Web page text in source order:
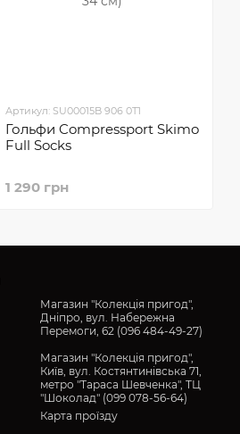
Артикул: SU00015B 906 0T1
Гольфи Compressport Skimo
Full Socks
1 290 грн
Магазин "Колекція пригод",
Дніпро, вул. Набережна
Перемоги, 62 (096 484-49-27)
Магазин "Колекція пригод",
Київ, вул. Костянтинівська 71,
метро "Тараса Шевченка", ТЦ
"Шоколад" (099 078-56-64)
Карта проїзду